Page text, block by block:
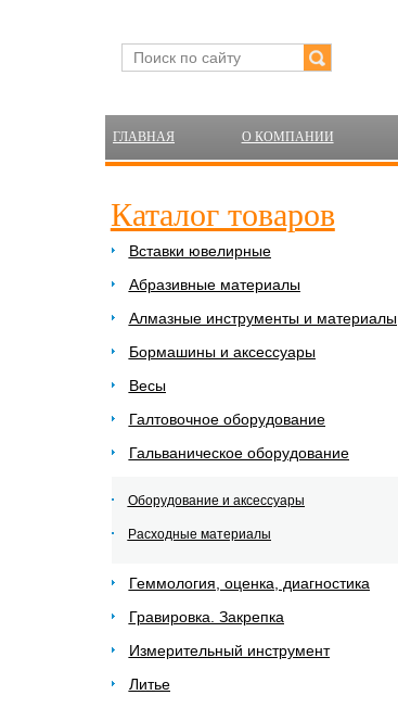
ГЛАВНАЯ О КОМПАНИИ
Каталог товаров
Вставки ювелирные
Абразивные материалы
Алмазные инструменты и материалы
Бормашины и аксессуары
Весы
Галтовочное оборудование
Гальваническое оборудование
Оборудование и аксессуары
Расходные материалы
Геммология, оценка, диагностика
Гравировка. Закрепка
Измерительный инструмент
Литье